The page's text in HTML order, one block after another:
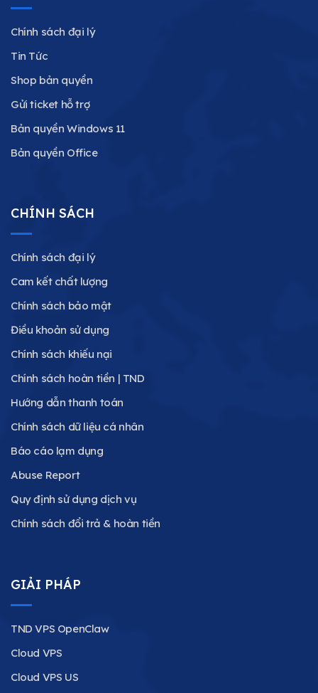
Chính sách đại lý
Tin Tức
Shop bản quyền
Gửi ticket hỗ trợ
Bản quyền Windows 11
Bản quyền Office
CHÍNH SÁCH
Chính sách đại lý
Cam kết chất lượng
Chính sách bảo mật
Điều khoản sử dụng
Chính sách khiếu nại
Chính sách hoàn tiền | TND
Hướng dẫn thanh toán
Chính sách dữ liệu cá nhân
Báo cáo lạm dụng
Abuse Report
Quy định sử dụng dịch vụ
Chính sách đổi trả & hoàn tiền
GIẢI PHÁP
TND VPS OpenClaw
Cloud VPS
Cloud VPS US